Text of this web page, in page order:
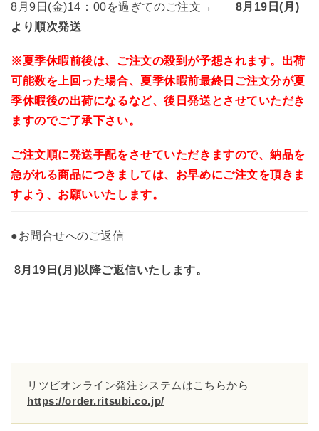
8月9日(金)14：00を過ぎてのご注文→ 8月19 日( 月)
より順次発送
※夏季休暇前後は、ご注文の殺到が予想されます。 出荷
可能数を上回った場合、夏季休暇前最終日ご注文分が夏
季休暇後の出荷になるなど、後日発送とさせていただき
ますのでご了承下さい。
ご注文順に発送手配をさせていただきますので、納品を
急がれる商品につきましては、 お早めにご注文を頂きま
すよう、お願いいたします。
●お問合せへのご返信
8月19 日(月 )以降ご返信いたします。
リツビオンライン発注システムはこちらから
https://order.ritsubi.co.jp/